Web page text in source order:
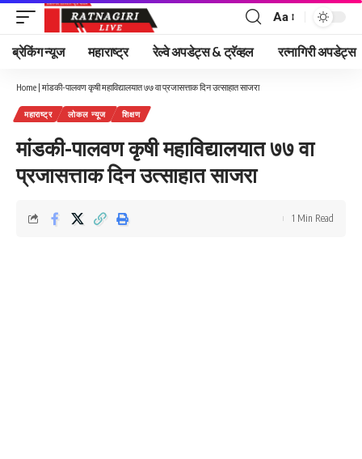
Font
Resizer
Aa
ब्रेकिंग न्यूज महाराष्ट्र रेल्वे अपडेट्स & ट्रॅव्हल रत्नागिरी अपडेट्स
Home | मांडकी-पालवण कृषी महाविद्यालयात ७७ वा प्रजासत्ताक दिन उत्साहात साजरा
महाराष्ट्र लोकल न्यूज शिक्षण
मांडकी-पालवण कृषी महाविद्यालयात ७७ वा
प्रजासत्ताक दिन उत्साहात साजरा
1 Min Read